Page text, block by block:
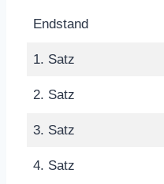
Endstand
1. Satz
2. Satz
3. Satz
4. Satz